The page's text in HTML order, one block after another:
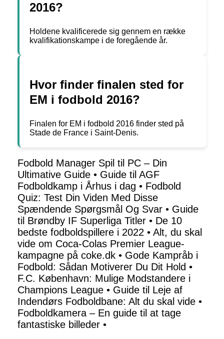
2016?
Holdene kvalificerede sig gennem en række
kvalifikationskampe i de foregående år.
Hvor finder finalen sted for
EM i fodbold 2016?
Finalen for EM i fodbold 2016 finder sted på
Stade de France i Saint-Denis.
Fodbold Manager Spil til PC – Din
Ultimative Guide • Guide til AGF
Fodboldkamp i Århus i dag • Fodbold
Quiz: Test Din Viden Med Disse
Spændende Spørgsmål Og Svar • Guide
til Brøndby IF Superliga Titler • De 10
bedste fodboldspillere i 2022 • Alt, du skal
vide om Coca-Colas Premier League-
kampagne på coke.dk • Gode Kampråb i
Fodbold: Sådan Motiverer Du Dit Hold •
F.C. København: Mulige Modstandere i
Champions League • Guide til Leje af
Indendørs Fodboldbane: Alt du skal vide •
Fodboldkamera – En guide til at tage
fantastiske billeder •